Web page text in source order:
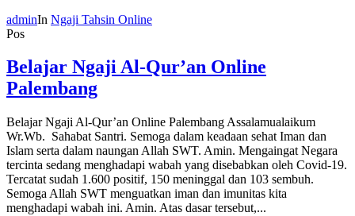
adminIn Ngaji Tahsin Online
Pos
Belajar Ngaji Al-Qur’an Online
Palembang
Belajar Ngaji Al-Qur’an Online Palembang Assalamualaikum
Wr.Wb. Sahabat Santri. Semoga dalam keadaan sehat Iman dan
Islam serta dalam naungan Allah SWT. Amin. Mengaingat Negara
tercinta sedang menghadapi wabah yang disebabkan oleh Covid-19.
Tercatat sudah 1.600 positif, 150 meninggal dan 103 sembuh.
Semoga Allah SWT menguatkan iman dan imunitas kita
menghadapi wabah ini. Amin. Atas dasar tersebut,...